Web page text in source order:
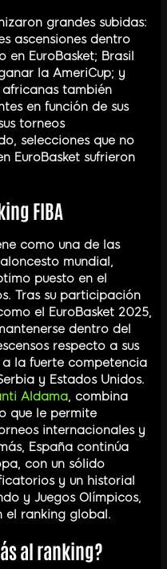
grandes subidas:
ascensiones dentro
EuroBasket; Brasil
la AmeriCup; y
también
en función de sus
torneos
selecciones que no
EuroBasket sufrieron
FIBA
como una de las
mundial,
puesto en el
Tras su participación
el EuroBasket 2025,
dentro del
respecto a sus
la fuerte competencia
y Estados Unidos.
Aldama, combina
que le permite
internacionales y
España continúa
con un sólido
y un historial
y Juegos Olímpicos,
el ranking global.
al ranking?